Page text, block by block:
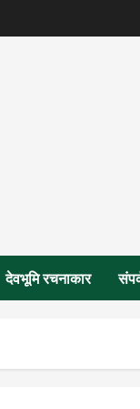
देवभूमि रचनाकार